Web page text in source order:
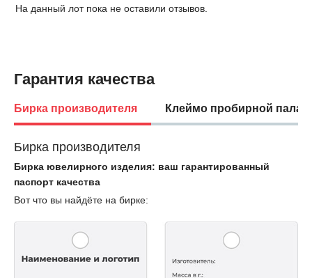
На данный лот пока не оставили отзывов.
Гарантия качества
Бирка производителя Клеймо пробирной
Бирка производителя
Бирка ювелирного изделия: ваш гарантированный
паспорт качества
Вот что вы найдёте на бирке: